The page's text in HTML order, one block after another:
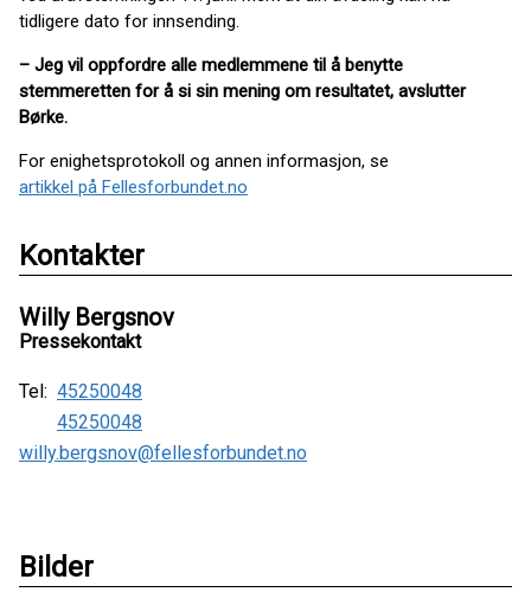
tidligere dato for innsending.
– Jeg vil oppfordre alle medlemmene til å benytte
stemmeretten for å si sin mening om resultatet, avslutter
Børke.
For enighetsprotokoll og annen informasjon, se
artikkel på Fellesforbundet.no
Kontakter
Willy Bergsnov
Pressekontakt
Tel: 45250048
45250048
willy.bergsnov@fellesforbundet.no
Bilder